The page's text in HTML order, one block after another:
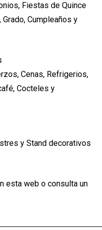
Fiestas de Quince
Cumpleaños y
Cenas, Refrigerios,
Cocteles y
y Stand decorativos
esta web o consulta un